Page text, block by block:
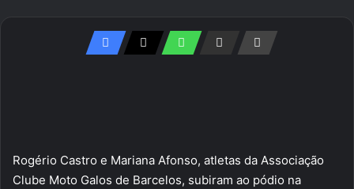
Rogério Castro e Mariana Afonso, atletas da Associação
Clube Moto Galos de Barcelos, subiram ao pódio na